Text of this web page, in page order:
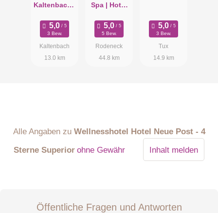
Kaltenbach -
im Zillertal
3 Bew.
Kaltenbach
13.0 km
Spa | Hotel
5 Bew.
Rodeneck
44.8 km
3 Bew.
Tux
14.9 km
Alle Angaben zu Wellnesshotel Hotel Neue Post - 4
Sterne Superior ohne Gewähr Inhalt melden
Öffentliche Fragen und Antworten